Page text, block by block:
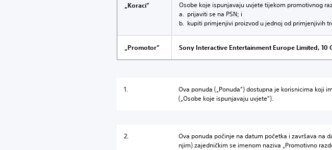
„Koraci”
Osobe koje ispunjavaju uvjete tijekom promotivnog
a. prijaviti se na PSN; i
b. kupiti primjenjivi proizvod u jednoj od primjenjivih
„Promotor” Sony Interactive Entertainment Europe Limited,
1.
Ova ponuda („Ponuda”) dostupna je korisnicima koji
(„Osobe koje ispunjavaju uvjete”).
2.
Ova ponuda počinje na datum početka i završava na
njim) zajedničkim se imenom naziva „Promotivno